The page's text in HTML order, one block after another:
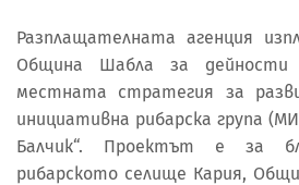
Разплащателната агенция
Община Шабла за дейности
местната стратегия за
инициативна рибарска група
Балчик“. Проектът е за
рибарското селище Кария,